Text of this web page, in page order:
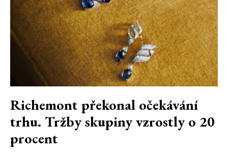
Richemont překonal očekávání
trhu. Tržby skupiny vzrostly o 20
procent